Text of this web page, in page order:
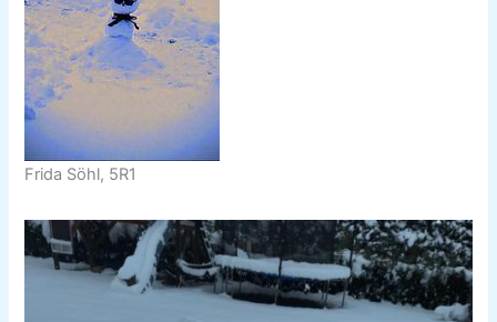
Frida Söhl, 5R1